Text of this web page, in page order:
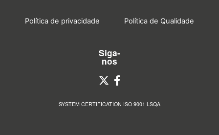
Siga-
nos
Política de privacidade Política de Qualidade
SYSTEM CERTIFICATION ISO 9001 LSQA